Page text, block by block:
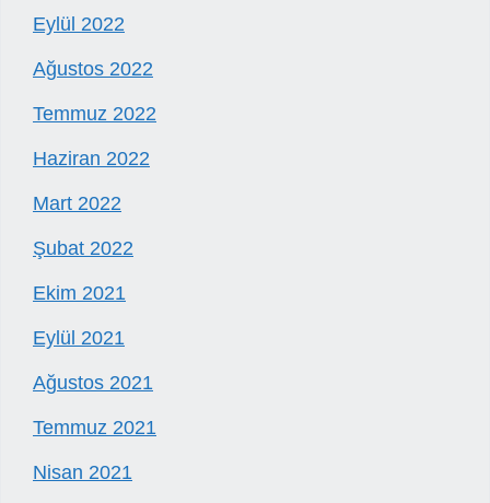
Eylül 2022
Ağustos 2022
Temmuz 2022
Haziran 2022
Mart 2022
Şubat 2022
Ekim 2021
Eylül 2021
Ağustos 2021
Temmuz 2021
Nisan 2021